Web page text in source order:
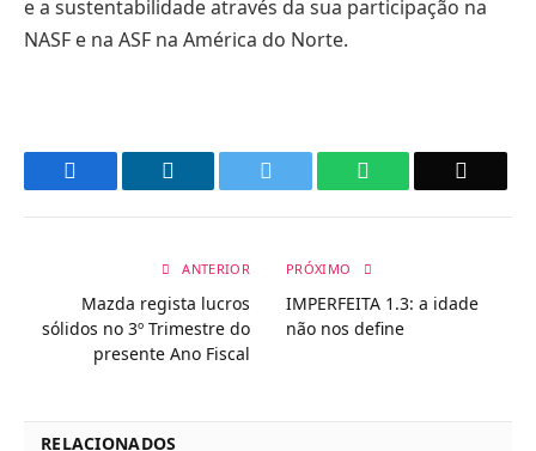
e a sustentabilidade através da sua participação na
NASF e na ASF na América do Norte.
WhatsApp
ANTERIOR
Mazda regista lucros
sólidos no 3º Trimestre do
presente Ano Fiscal
PRÓXIMO
IMPERFEITA 1.3: a idade
não nos define
RELACIONADOS